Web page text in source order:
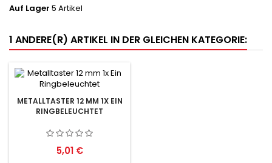
Auf Lager 5 Artikel
1 ANDERE(R) ARTIKEL IN DER GLEICHEN KATEGORIE:
METALLTASTER 12 MM 1X EIN
RINGBELEUCHTET
Preis
5,01 €